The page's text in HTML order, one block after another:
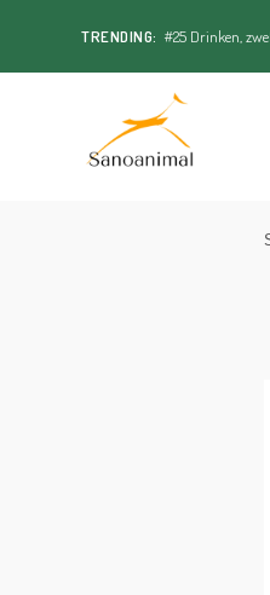
TRENDING: #25 Drinken,